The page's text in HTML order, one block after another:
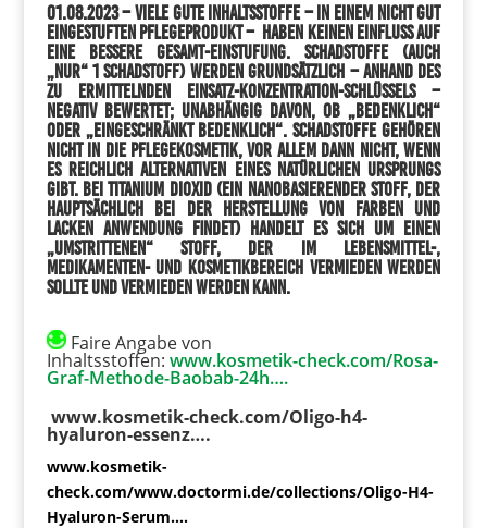
01.08.2023– Viele gute Inhaltsstoffe – in einem nicht gut
eingestuften Pflegeprodukt – haben keinen Einfluss auf
eine bessere Gesamt-Einstufung. Schadstoffe (auch
„nur“ 1 Schadstoff) werden grundsätzlich – anhand des
zu ermittelnden Einsatz-Konzentration-Schlüssels –
negativ bewertet; unabhängig davon, ob „bedenklich“
oder „eingeschränkt bedenklich“. Schadstoffe gehören
nicht in die Pflegekosmetik, vor allem dann nicht, wenn
es reichlich Alternativen eines natürlichen Ursprungs
gibt. Bei Titanium Dioxid (ein nanobasierender Stoff, der
hauptsächlich bei der Herstellung von Farben und
Lacken Anwendung findet) handelt es sich um einen
„umstrittenen“ Stoff, der im Lebensmittel-,
Medikamenten- und Kosmetikbereich vermieden werden
sollte und vermieden werden kann.
Faire Angabe von
Inhaltsstoffen: www.kosmetik-check.com/Rosa-
Graf-Methode-Baobab-24h….
www.kosmetik-check.com/Oligo-h4-
hyaluron-essenz….
www.kosmetik-
check.com/www.doctormi.de/collections/Oligo-H4-
Hyaluron-Serum….